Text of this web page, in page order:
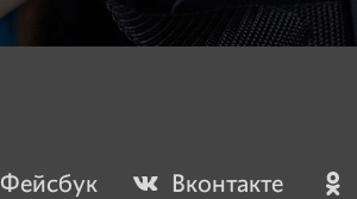
Фейсбук Вконтакте